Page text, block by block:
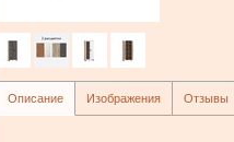
Описание Изображения Отзывы